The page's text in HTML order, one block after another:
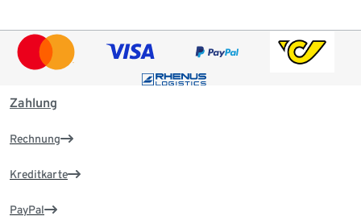
Zahlung
Rechnung
Kreditkarte
PayPal